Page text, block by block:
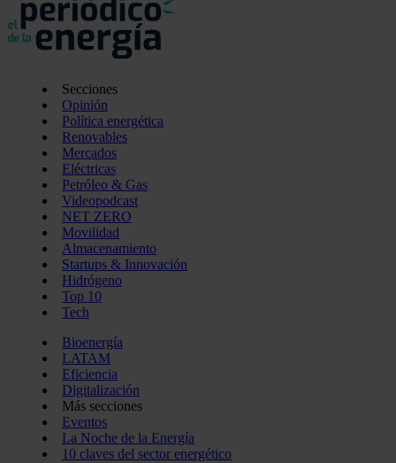
Secciones
Opinión
Política energética
Renovables
Mercados
Eléctricas
Petróleo & Gas
Videopodcast
NET ZERO
Movilidad
Almacenamiento
Startups & Innovación
Hidrógeno
Top 10
Tech
Bioenergía
LATAM
Eficiencia
Digitalización
Más secciones
Eventos
La Noche de la Energía
10 claves del sector energético